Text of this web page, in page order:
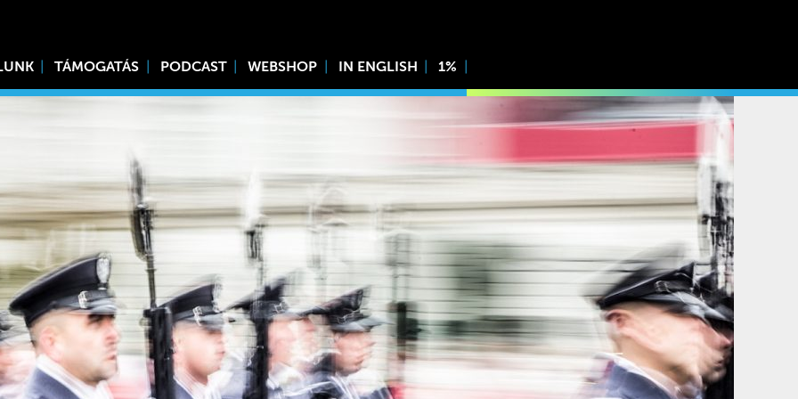
TÁMOGATÁS PODCAST WEBSHOP IN ENGLISH 1%